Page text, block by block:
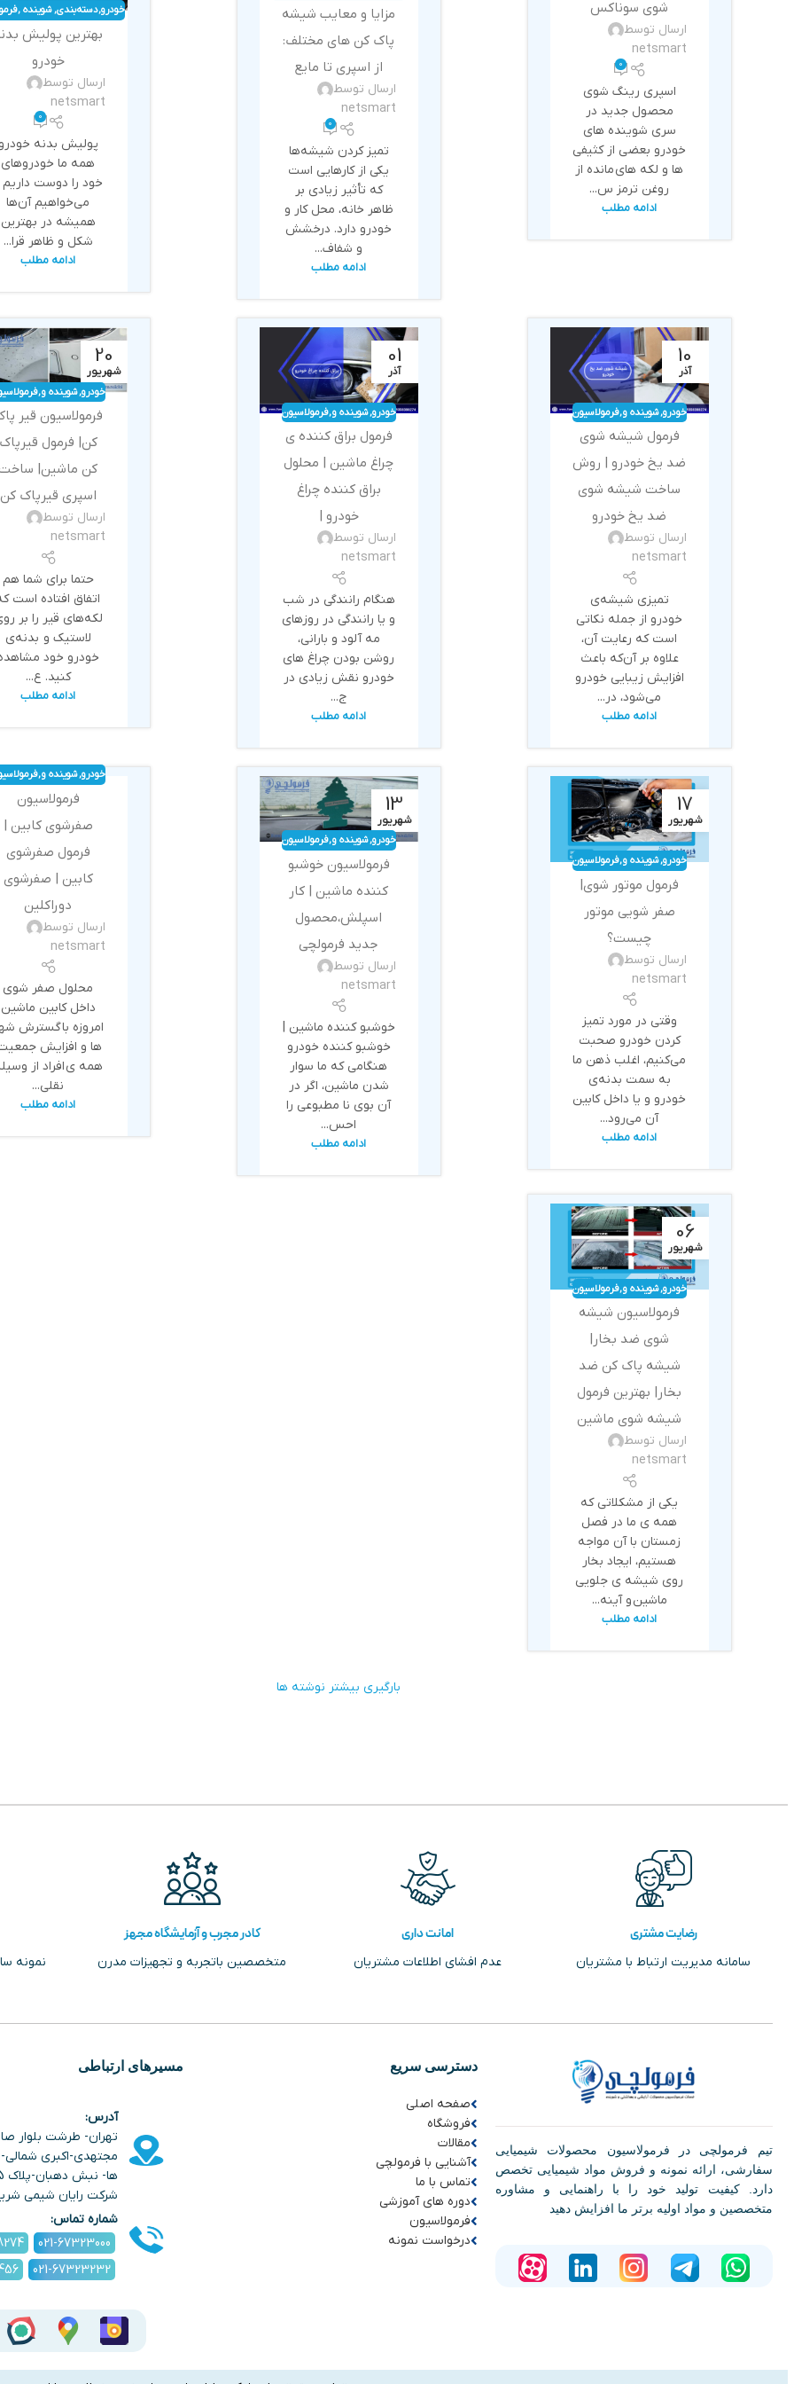
شوی سوناکس
ارسال توسط
netsmart
0
اسپری رینگ شوی
محصول جدید در
سری شوینده های
خودرو بعضي از كثيفي
ها و لكه هاي مانده از
روغن ترمز س...
ادامه مطلب
و
مزایا و معایب شیشه
پاک کن‌ های مختلف:
از اسپری تا مایع
ارسال توسط
netsmart
0
تمیز کردن شیشه‌ها
یکی از کارهایی است
که تأثیر زیادی بر
ظاهر خانه، محل کار و
خودرو دارد. درخشش
و شفاف...
ادامه مطلب
خودرو,دسته‌بندی
نشده
,شوینده
و
,
بهترین پولیش
خودرو
ارسال توسط
netsmart
0
پولیش بدنه
همه ما خودروهای
خود را دوست داریم
می‌خواهیم آن‌ها
همیشه در بهترین
شکل و ظاهر قرا...
ادامه مطلب
10
آذر
خودرو,شوینده و
بهداشتی
,فرمولاسیون
فرمول شیشه شوی
ضد یخ خودرو | روش
ساخت شیشه شوی
ضد یخ خودرو
ارسال توسط
netsmart
تمیزی شیشه‌ی
خودرو از جمله نکاتی
است که رعایت آن،
علاوه بر آن‌که باعث
افزایش زیبایی خودرو
می‌شود، در...
ادامه مطلب
01
آذر
خودرو,شوینده و
بهداشتی
,فرمولاسیون
فرمول براق کننده ی
چراغ ماشین | محلول
براق کننده چراغ
خودرو |
ارسال توسط
netsmart
هنگام رانندگی در شب
و یا رانندگی در روزهای
مه آلود و بارانی،
روشن بودن چراغ های
خودرو نقش زیادی در
ج...
ادامه مطلب
20
شهریور
خودرو,شوینده و
بهداشتی
,
فرمولاسیون قیر
کن| فرمول
کن ماشین|
اسپری قیرپاک کن
ارسال توسط
netsmart
حتما برای شما هم
اتفاق افتاده است
لکه‌های قیر را بر
لاستیک و بدنه‌ی
خودرو خود
کنید. ع...
ادامه مطلب
17
شهریور
خودرو,شوینده و
بهداشتی
,فرمولاسیون
فرمول موتور شوی|
صفر شویی موتور
چیست؟
ارسال توسط
netsmart
وقتی در مورد تمیز
کردن خودرو صحبت
می‌کنیم، اغلب ذهن ما
به سمت بدنه‌ی
خودرو و یا داخل کابین
آن می‌رود...
ادامه مطلب
13
شهریور
خودرو,شوینده و
بهداشتی
,فرمولاسیون
فرمولاسیون خوشبو
کننده ماشین | کار
اسپلش،محصول
جدید فرمولچی
ارسال توسط
netsmart
خوشبو کننده ماشین |
خوشبو کننده خودرو
هنگامی که ما سوار
شدن ماشین، اگر در
آن بوی نا مطبوعی را
احس...
ادامه مطلب
خودرو,شوینده و
بهداشتی
,
فرمولاسیون
صفرشوی کابین |
فرمول صفرشوی
کابین | صفرشوی
دوراکلین
ارسال توسط
netsmart
محلول صفر شوی
داخل کابین ماشین
امروزه با گسترش
ها و افزایش
همه ی افراد از
نقلی...
ادامه مطلب
06
شهریور
خودرو,شوینده و
بهداشتی
,فرمولاسیون
فرمولاسیون شیشه
شوی ضد بخار|
شیشه پاک کن ضد
بخار| بهترین فرمول
شیشه شوی ماشین
ارسال توسط
netsmart
یکی از مشکلاتی که
همه ی ما در فصل
زمستان با آن مواجه
هستیم، ایجاد بخار
روی شیشه ی جلویی
ماشین و آینه...
ادامه مطلب
بارگیری بیشتر نوشته ها
رضایت مشتری
سامانه مدیریت ارتباط با مشتریان
امانت داری
عدم افشای اطلاعات مشتریان
کادر مجرب و آزمایشگاه مجهز
متخصصین باتجربه و تجهیزات مدرن نمونه
تیم فرمولچی در فرمولاسیون محصولات شیمیایی
سفارشی، ارائه نمونه و فروش مواد شیمیایی تخصص
دارد. کیفیت تولید خود را با راهنمایی و مشاوره
متخصصین و مواد اولیه برتر ما افزایش دهید
دسترسی سریع
صفحه اصلی
فروشگاه
مقالات
آشنایی با فرمولچی
تماس با ما
دوره های آموزشی
فرمولاسیون
درخواست نمونه
مسیرهای ارتباطی
آدرس:
تهران- طرشت بلوار
مجتهدی-اکبری شمالی-
شرکت رایان شیمی
شماره تماس:
021-67323000
021-67323232